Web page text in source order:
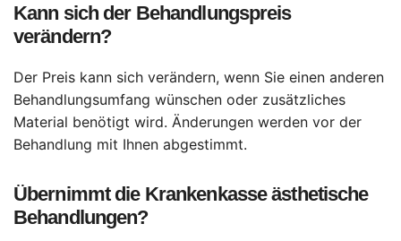
Kann sich der Behandlungspreis
verändern?
Der Preis kann sich verändern, wenn Sie einen anderen
Behandlungsumfang wünschen oder zusätzliches
Material benötigt wird. Änderungen werden vor der
Behandlung mit Ihnen abgestimmt.
Übernimmt die Krankenkasse ästhetische
Behandlungen?